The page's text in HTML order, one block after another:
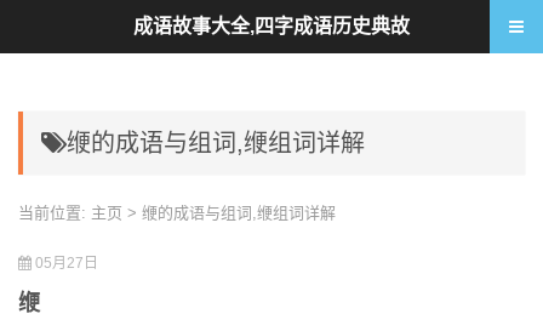
缏的成语与组词,缏组词详解
当前位置: 主页 > 缏的成语与组词,缏组词详解
05月27日
缏
成语故事大全,四字成语历史典故